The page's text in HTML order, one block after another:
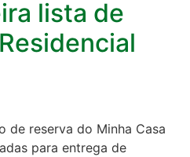
lista de
de reserva do Minha Casa
para entrega de